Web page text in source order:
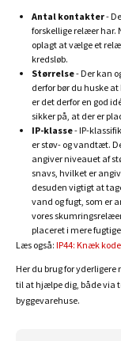
Antal kontakter-
forskellige relæer har.
oplagt at vælge et
kredsløb.
Størrelse- Der kan
derfor bør du huske
er det derfor en god
sikker på, at der er
IP-klasse- IP-
er støv- og vandtæt.
angiver niveauet af
snavs, hvilket er
desuden vigtigt at
vand og fugt, som er
vores
placeret i mere
Læs også: IP44: Knæk
Her du brug for
til at hjælpe dig, både via
byggevarehuse.